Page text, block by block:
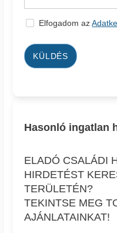
Elfogadom az
KÜLDÉS
Hasonló ingatlan
ELADÓ CSALÁDI
HIRDETÉST
TERÜLETÉN?
TEKINTSE MEG
AJÁNLATAINKAT!